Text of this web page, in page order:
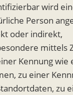
wird
Person
oder indirekt,
mittels
Kennung wie
zu einer
zu